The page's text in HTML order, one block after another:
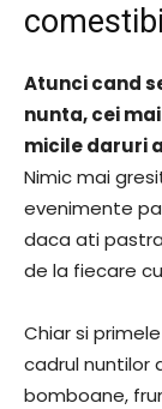
Atunci cand
nunta, cei
micile daruri
Nimic mai
evenimente
daca ati
de la fiecare
Chiar si
cadrul nuntilor
bomboane,